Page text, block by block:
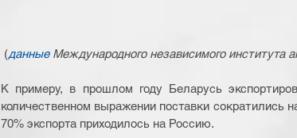
(данные Международного независимого института
К примеру, в прошлом году Беларусь
количественном выражении поставки сократились
70% экспорта приходилось на Россию.